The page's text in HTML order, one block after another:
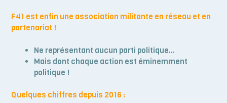
F41 est enfin une association militante en réseau et en
partenariat !
Ne représentant aucun parti politique…
Mais dont chaque action est éminemment
politique !
Quelques chiffres depuis 2016 :